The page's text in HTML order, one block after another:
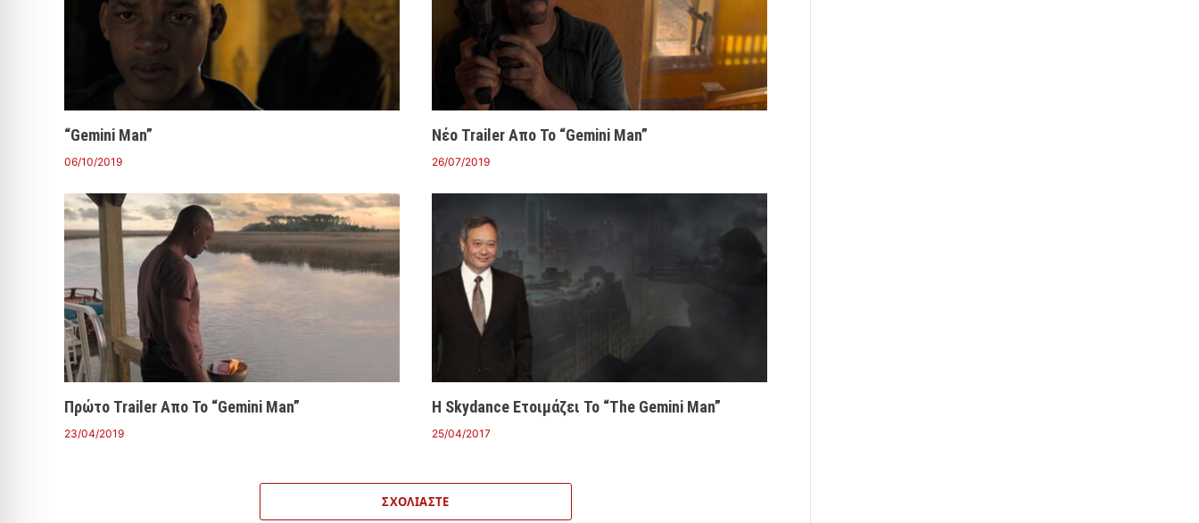
“Gemini Man”
06/10/2019
Νέο Trailer Απο Το “Gemini Man”
26/07/2019
Πρώτο Trailer Απο Το “Gemini Man”
23/04/2019
Η Skydance Ετοιμάζει Το “The Gemini Man”
25/04/2017
ΣΧΟΛΙΆΣΤΕ